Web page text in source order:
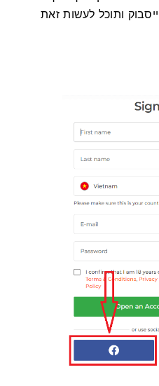
ותוכל לעשות זאת